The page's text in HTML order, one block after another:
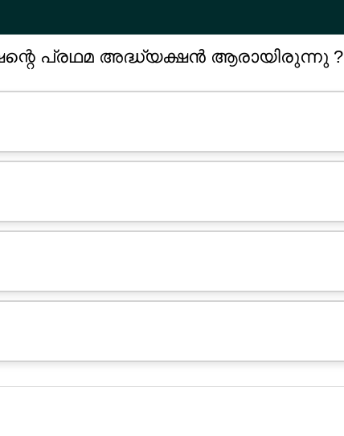
പ്രഥമ അദ്ധ്യക്ഷൻ ആരായിരുന്നു ?